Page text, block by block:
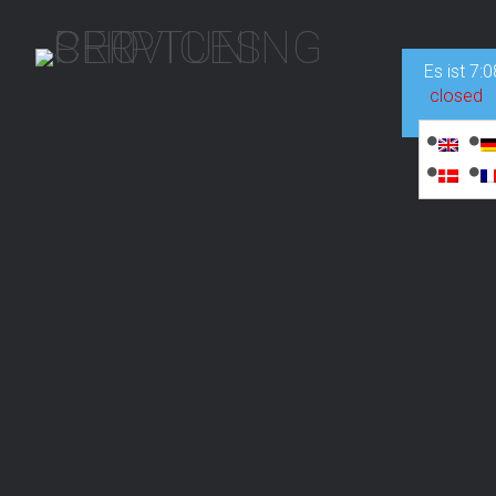
Es ist
closed